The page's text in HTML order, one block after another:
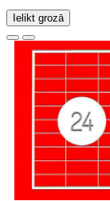
Ielikt grozā